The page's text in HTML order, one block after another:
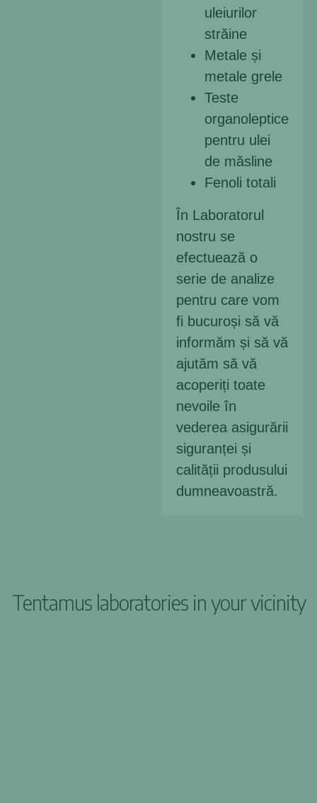
uleiurilor
străine
Metale și
metale grele
Teste
organoleptice
pentru ulei
de măsline
Fenoli totali
În Laboratorul
nostru se
efectuează o
serie de analize
pentru care vom
fi bucuroși să vă
informăm și să vă
ajutăm să vă
acoperiți toate
nevoile în
vederea asigurării
siguranței și
calității produsului
dumneavoastră.
Tentamus laboratories in your vicinity